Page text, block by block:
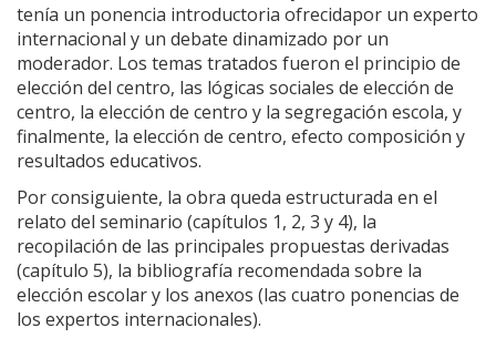
tenía un ponencia introductoria ofrecidapor un experto
internacional y un debate dinamizado por un
moderador. Los temas tratados fueron el principio de
elección del centro, las lógicas sociales de elección de
centro, la elección de centro y la segregación escola, y
finalmente, la elección de centro, efecto composición y
resultados educativos.
Por consiguiente, la obra queda estructurada en el
relato del seminario (capítulos 1, 2, 3 y 4), la
recopilación de las principales propuestas derivadas
(capítulo 5), la bibliografía recomendada sobre la
elección escolar y los anexos (las cuatro ponencias de
los expertos internacionales).